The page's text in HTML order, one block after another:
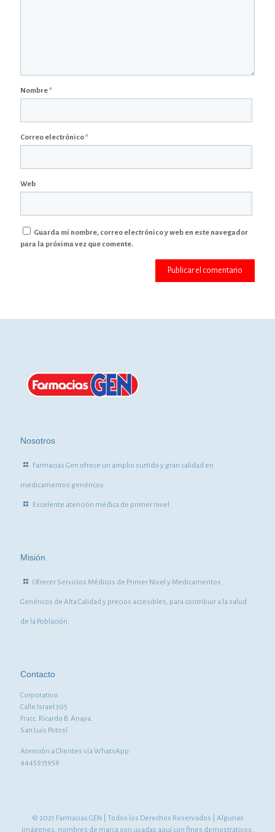
Nombre*
Correo electrónico*
Web
Guarda mi nombre, correo electrónico y web en este navegador
para la próxima vez que comente.
Nosotros
Farmacias Gen ofrece un amplio surtido y gran calidad en
medicamentos genéricos.
Excelente atención médica de primer nivel.
Misión
Ofrecer Servicios Médicos de Primer Nivel y Medicamentos
Genéricos de Alta Calidad y precios accesibles, para contribuir a la salud
de la Población.
Contacto
Corporativo:
Calle Israel 305
Fracc. Ricardo B. Anaya.
San Luis Potosí
Atención a Clientes vía WhatsApp:
4445973956
© 2021 Farmacias GEN | Todos los Derechos Reservados | Algunas
imágenes, nombres de marca son usadas aquí con fines demostrativos.